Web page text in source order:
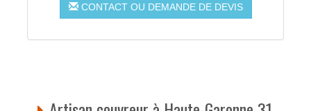
CONTACT OU DEMANDE DE DEVIS